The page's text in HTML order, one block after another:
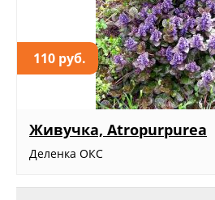
110 руб.
Живучка, Atropurpurea
Деленка ОКС